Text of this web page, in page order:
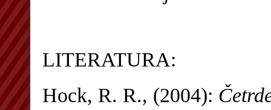
LITERATURA:
Hock, R. R., (2004):